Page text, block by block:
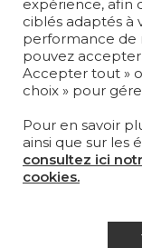
PROJETS
SUR-
MAGAZINE
LA MAISON
OÙ NOUS
expérience, afin
ciblés adaptés à
performance de
pouvez
Accepter tout »
choix » pour
Pour en savoir
ainsi que sur les
consultez ici
cookies.